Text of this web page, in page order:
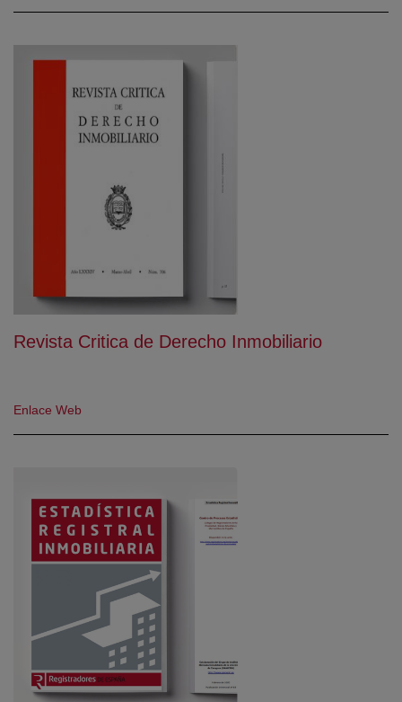
Revista Critica de Derecho Inmobiliario
Enlace Web